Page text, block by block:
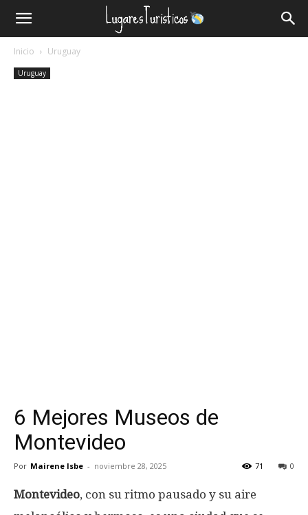
Lugares
Turísticos
Inicio Uruguay
Uruguay
6 Mejores Museos de
Montevideo
Por Mairene Isbe - noviembre 28, 2025 0
71
Montevideo, con su ritmo pausado y su aire